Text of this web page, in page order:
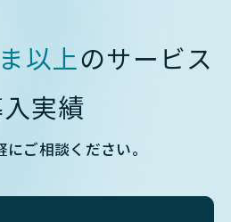
以上のサービス
実績
にご相談ください。